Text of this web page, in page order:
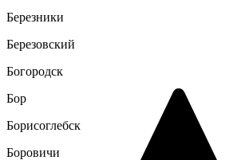
Березники
Березовский
Богородск
Бор
Борисоглебск
Боровичи